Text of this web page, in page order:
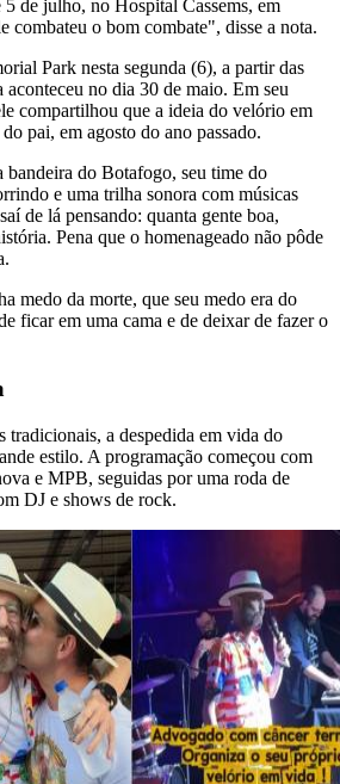
de julho, no Hospital Cassems, em
combateu o bom combate", disse a nota.
Park nesta segunda (6), a partir das
no dia 30 de maio. Em seu
compartilhou que a ideia do velório em
pai, em agosto do ano passado.
do Botafogo, seu time do
e uma trilha sonora com músicas
de lá pensando: quanta gente boa,
Pena que o homenageado não pôde
medo da morte, que seu medo era do
ficar em uma cama e de deixar de fazer o
a despedida em vida do
estilo. A programação começou com
e MPB, seguidas por uma roda de
DJ e shows de rock.